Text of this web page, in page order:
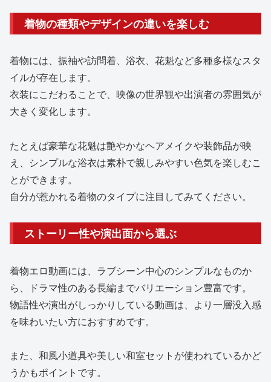
着物の種類やデザインの違いを楽しむ
着物には、振袖や訪問着、浴衣、花魁など多種多様なスタ
イルが存在します。
衣装にこだわることで、映像の世界観や出演者の雰囲気が
大きく変化します。
たとえば豪華な花魁は艶やかなヘアメイクや装飾品が映
え、シンプルな浴衣は素朴で親しみやすい色気を楽しむこ
とができます。
自分が惹かれる着物のタイプに注目してみてください。
ストーリー性や演出面から選ぶ
着物エロ動画には、ラブシーン中心のシンプルなものか
ら、ドラマ性のある長編までバリエーション豊富です。
物語性や演出がしっかりしている動画は、より一層没入感
を味わいたい方におすすめです。
また、和風小道具や美しい和室セットが使われているかど
うかもポイントです。